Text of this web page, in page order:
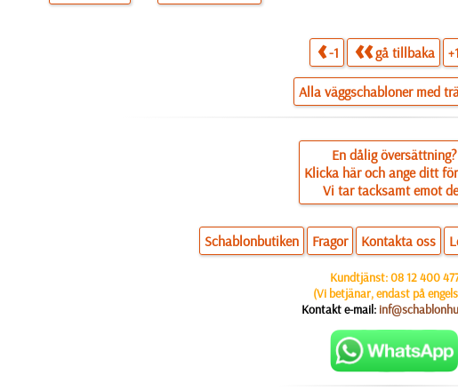
-1 gå tillbaka +1
Alla väggschabloner med
En dålig översättning?
Klicka här och ange ditt
Vi tar tacksamt emot
Schablonbutiken Fragor Kontakta oss
Kundtjänst:08 12 400
(Vi betjänar, endast på
Kontakt e-mail: